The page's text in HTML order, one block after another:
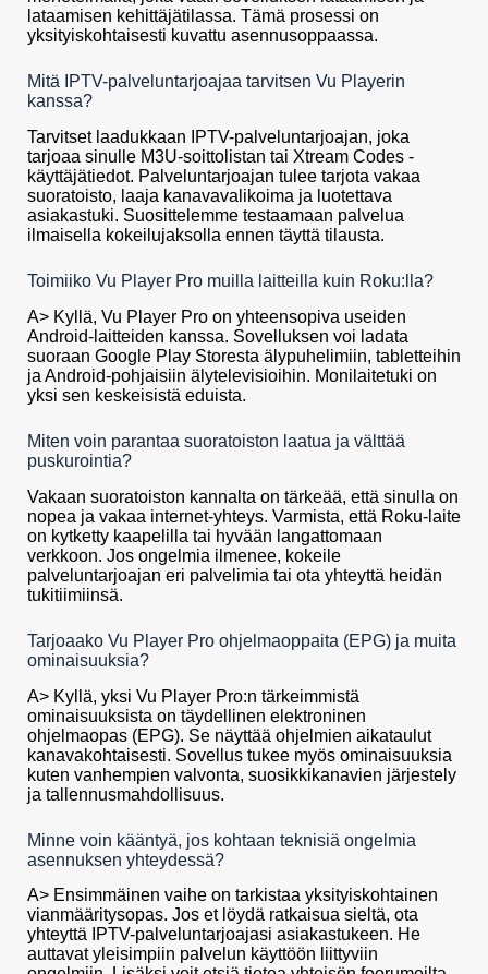
lataamisen kehittäjätilassa. Tämä prosessi on
yksityiskohtaisesti kuvattu asennusoppaassa.
Mitä IPTV-palveluntarjoajaa tarvitsen Vu Playerin
kanssa?
Tarvitset laadukkaan IPTV-palveluntarjoajan, joka
tarjoaa sinulle M3U-soittolistan tai Xtream Codes -
käyttäjätiedot. Palveluntarjoajan tulee tarjota vakaa
suoratoisto, laaja kanavavalikoima ja luotettava
asiakastuki. Suosittelemme testaamaan palvelua
ilmaisella kokeilujaksolla ennen täyttä tilausta.
Toimiiko Vu Player Pro muilla laitteilla kuin Roku:lla?
A> Kyllä, Vu Player Pro on yhteensopiva useiden
Android-laitteiden kanssa. Sovelluksen voi ladata
suoraan Google Play Storesta älypuhelimiin, tabletteihin
ja Android-pohjaisiin älytelevisioihin. Monilaitetuki on
yksi sen keskeisistä eduista.
Miten voin parantaa suoratoiston laatua ja välttää
puskurointia?
Vakaan suoratoiston kannalta on tärkeää, että sinulla on
nopea ja vakaa internet-yhteys. Varmista, että Roku-laite
on kytketty kaapelilla tai hyvään langattomaan
verkkoon. Jos ongelmia ilmenee, kokeile
palveluntarjoajan eri palvelimia tai ota yhteyttä heidän
tukitiimiinsä.
Tarjoaako Vu Player Pro ohjelmaoppaita (EPG) ja muita
ominaisuuksia?
A> Kyllä, yksi Vu Player Pro:n tärkeimmistä
ominaisuuksista on täydellinen elektroninen
ohjelmaopas (EPG). Se näyttää ohjelmien aikataulut
kanavakohtaisesti. Sovellus tukee myös ominaisuuksia
kuten vanhempien valvonta, suosikkikanavien järjestely
ja tallennusmahdollisuus.
Minne voin kääntyä, jos kohtaan teknisiä ongelmia
asennuksen yhteydessä?
A> Ensimmäinen vaihe on tarkistaa yksityiskohtainen
vianmääritysopas. Jos et löydä ratkaisua sieltä, ota
yhteyttä IPTV-palveluntarjoajasi asiakastukeen. He
auttavat yleisimpiin palvelun käyttöön liittyviin